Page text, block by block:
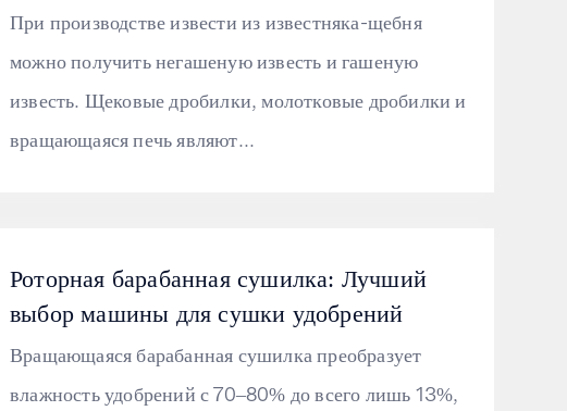
При производстве извести из известняка-щебня
можно получить негашеную известь и гашеную
известь. Щековые дробилки, молотковые дробилки и
вращающаяся печь являют...
Роторная барабанная сушилка: Лучший
выбор машины для сушки удобрений
Вращающаяся барабанная сушилка преобразует
влажность удобрений с 70–80% до всего лишь 13%,